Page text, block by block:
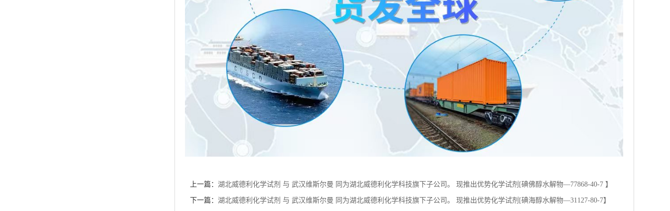
上一篇： 湖北威德利化学试剂 与 武汉维斯尔曼 同为湖北威德利化学科技旗下子公司。 现推出优势化学试剂[碘佛醇水解物—77868-40-7 】
优惠促销 现货供应 价格优惠 质量保障
下一篇： 湖北威德利化学试剂 与 武汉维斯尔曼 同为湖北威德利化学科技旗下子公司。 现推出优势化学试剂[碘海醇水解物—31127-80-7】
优惠促销 现货供应 价格优惠 质量保障
相关新闻：
货供应
湖北威德利化学试剂 推出优势产品 洛沙坦 化学试剂 CAS：114798-26-4 外观 类白色至淡黄色粉末粉末 含量≥98.0% 新货供应